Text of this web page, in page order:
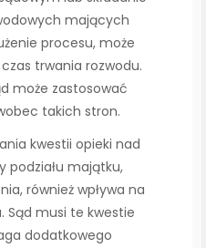
mających
procesu, może
trwania rozwodu.
może zastosować
takich stron.
kwestii opieki nad
podziału majątku,
również wpływa na
Sąd musi te kwestie
dodatkowego